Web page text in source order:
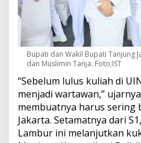
Bupati dan Wakil Bupati Tanjung
dan Muslimin Tanja. Foto;IST
“Sebelum lulus kuliah di
menjadi wartawan,”
membuatnya harus sering
Jakarta. Setamatnya dari
Lambur ini melanjutkan